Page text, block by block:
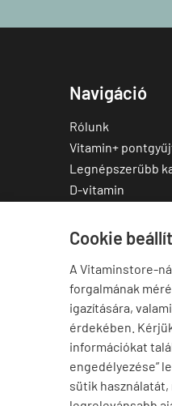
Cookie
A Vitaminstore-
forgalmának
igazítására,
érdekében.
információkat
engedélyezése”
sütik
Navigáció
Rólunk
Vitamin+
Legnépszerűbb
D-vitamin
Multivitamin
Cink
Omega-3
Ashwagandha
Elállás a